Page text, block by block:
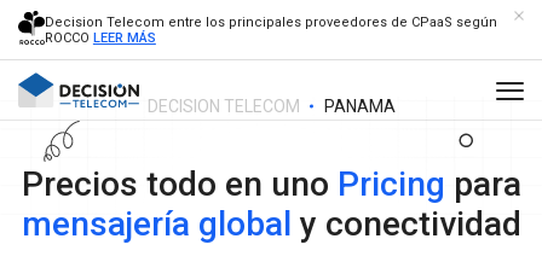
Decision Telecom entre los principales proveedores de CPaaS según
ROCCO LEER MÁS
DECISION TELECOM PANAMA
Precios todo en uno Pricing para
mensajería global y conectividad